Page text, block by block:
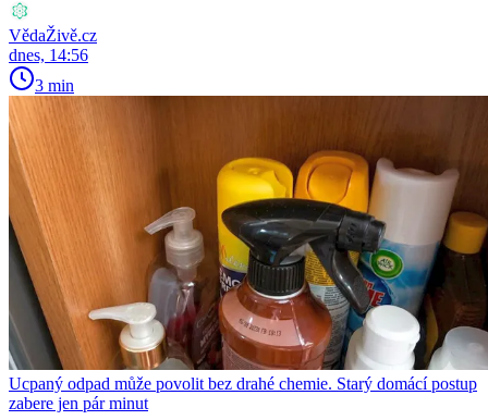
VědaŽivě.cz
dnes, 14:56
3 min
Ucpaný odpad může povolit bez drahé chemie. Starý domácí postup
zabere jen pár minut